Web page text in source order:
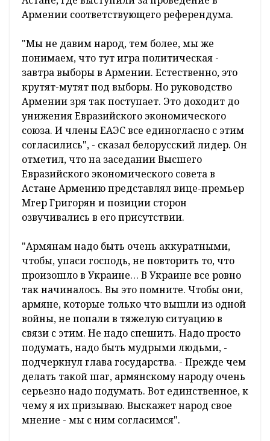
Армении соответствующего референдума.
"Мы не давим народ, тем более, мы же
понимаем, что тут игра политическая -
завтра выборы в Армении. Естественно, это
крутят-мутят под выборы. Но руководство
Армении зря так поступает. Это доходит до
унижения Евразийского экономического
союза. И члены ЕАЭС все единогласно с этим
согласились", - сказал белорусский лидер. Он
отметил, что на заседании Высшего
Евразийского экономического совета в
Астане Армению представлял вице-премьер
Мгер Григорян и позиции сторон
озвучивались в его присутствии.
"Армянам надо быть очень аккуратными,
чтобы, упаси господь, не повторить то, что
произошло в Украине… В Украине все ровно
так начиналось. Вы это помните. Чтобы они,
армяне, которые только что вышли из одной
войны, не попали в тяжелую ситуацию в
связи с этим. Не надо спешить. Надо просто
подумать, надо быть мудрыми людьми, -
подчеркнул глава государства. - Прежде чем
делать такой шаг, армянскому народу очень
серьезно надо подумать. Вот единственное, к
чему я их призываю. Выскажет народ свое
мнение - мы с ним согласимся".